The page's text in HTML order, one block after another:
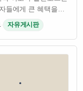
들에게 큰 혜택을
인코드와
행을 계획 중인
· 자유게시판